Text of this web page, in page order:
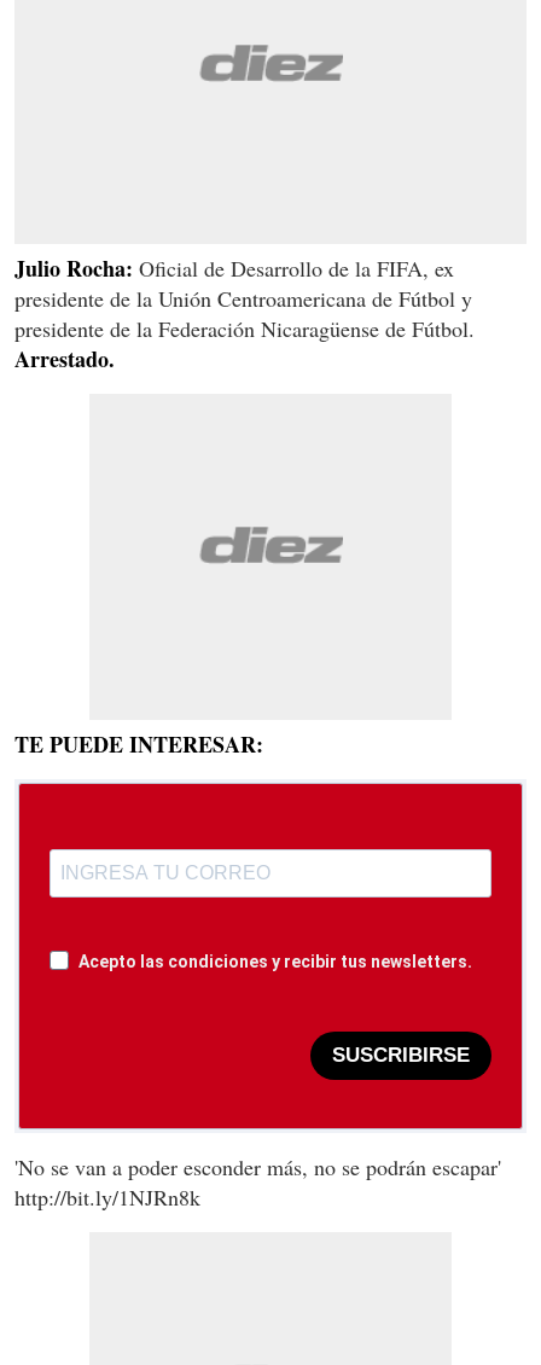
Julio Rocha: Oficial de Desarrollo de la FIFA, ex
presidente de la Unión Centroamericana de Fútbol y
presidente de la Federación Nicaragüense de Fútbol.
Arrestado.
TE PUEDE INTERESAR:
Acepto las condiciones y recibir tus newsletters.
SUSCRIBIRSE
'No se van a poder esconder más, no se podrán escapar'
http://bit.ly/1NJRn8k